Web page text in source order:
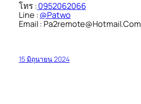
โทร :0952062066
Line :@Patwo
Email : Pa2remote@Hotmail.Com
15 มิถุนายน 2024